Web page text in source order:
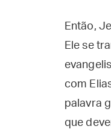
Então,
Ele se
com
palavra
que